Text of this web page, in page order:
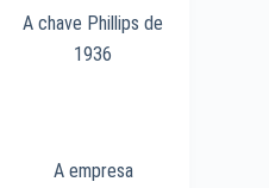
A chave Phillips de
1936
A empresa